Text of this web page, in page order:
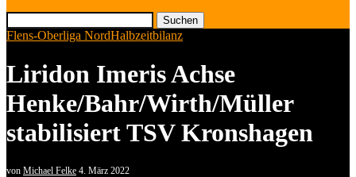
Suchen
Flens-Oberliga NordHalbzeitbilanz
Liridon Imeris Achse
Henke/Bahr/Wirth/Müller
stabilisiert TSV Kronshagen
von Michael Felke 4. März 2022